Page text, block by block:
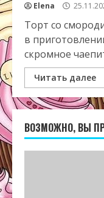
Elena
Торт со
в
скромное
Читать далее
ВОЗМОЖНО, ВЫ